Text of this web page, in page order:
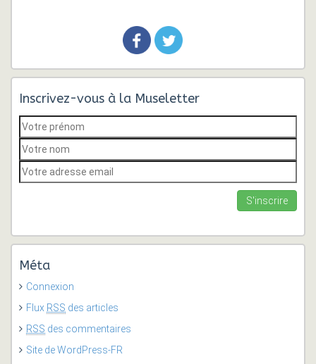
Inscrivez-vous à la Museletter
Méta
Connexion
Flux RSS des articles
RSS des commentaires
Site de WordPress-FR